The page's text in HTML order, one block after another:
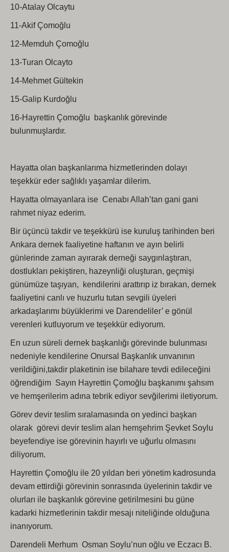
10-Atalay Olcaytu
11-Akif Çomoğlu
12-Memduh Çomoğlu
13-Turan Olcayto
14-Mehmet Gültekin
15-Galip Kurdoğlu
16-Hayrettin Çomoğlu başkanlık görevinde
bulunmuşlardır.
Hayatta olan başkanlarıma hizmetlerinden dolayı
teşekkür eder sağlıklı yaşamlar dilerim.
Hayatta olmayanlara ise Cenabı Allah’tan gani gani
rahmet niyaz ederim.
Bir üçüncü takdir ve teşekkürü ise kuruluş tarihinden beri
Ankara dernek faaliyetine haftanın ve ayın belirli
günlerinde zaman ayırarak derneği saygınlaştıran,
dostlukları pekiştiren, hazeynliği oluşturan, geçmişi
günümüze taşıyan, kendilerini arattırıp iz bırakan, dernek
faaliyetini canlı ve huzurlu tutan sevgili üyeleri
arkadaşlarımı büyüklerimi ve Darendeliler’ e gönül
verenleri kutluyorum ve teşekkür ediyorum.
En uzun süreli dernek başkanlığı görevinde bulunması
nedeniyle kendilerine Onursal Başkanlık unvanının
verildiğini,takdir plaketinin ise bilahare tevdi edileceğini
öğrendiğim Sayın Hayrettin Çomoğlu başkanımı şahsım
ve hemşerilerim adına tebrik ediyor sevğilerimi iletiyorum.
Görev devir teslim sıralamasında on yedinci başkan
olarak görevi devir teslim alan hemşehrim Şevket Soylu
beyefendiye ise görevinin hayırlı ve uğurlu olmasını
diliyorum.
Hayrettin Çomoğlu ile 20 yıldan beri yönetim kadrosunda
devam ettirdiği görevinin sonrasında üyelerinin takdir ve
olurları ile başkanlık görevine getirilmesini bu güne
kadarki hizmetlerinin takdir mesajı niteliğinde olduğuna
inanıyorum.
Darendeli Merhum Osman Soylu’nun oğlu ve Eczacı B.